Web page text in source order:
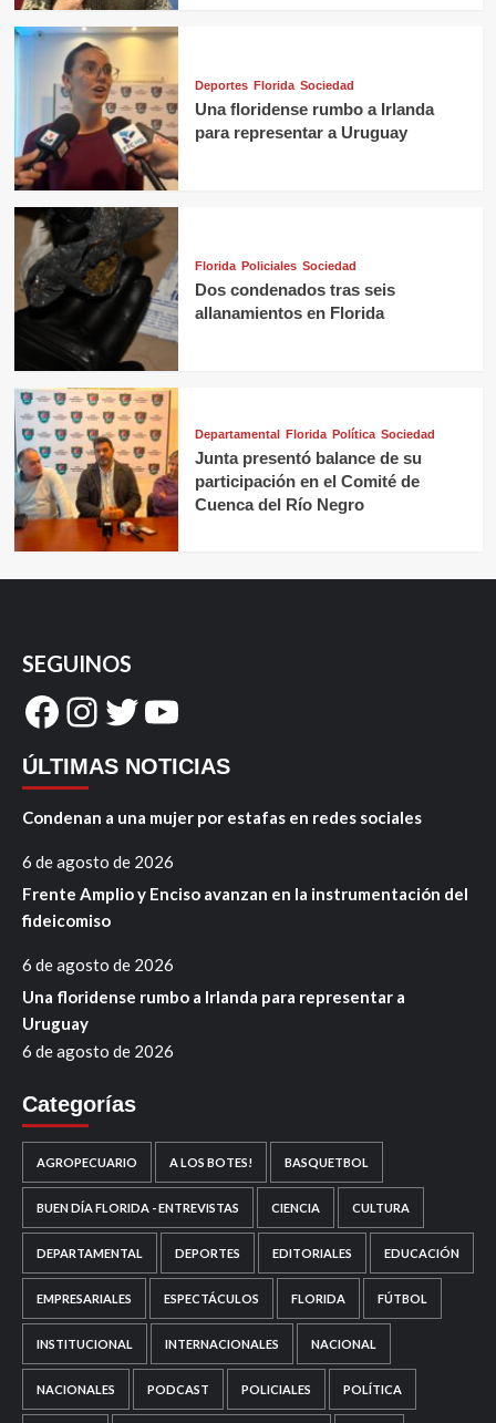
Deportes Florida Sociedad
Una floridense rumbo a Irlanda
para representar a Uruguay
Florida Policiales Sociedad
Dos condenados tras seis
allanamientos en Florida
Departamental Florida Política Sociedad
Junta presentó balance de su
participación en el Comité de
Cuenca del Río Negro
SEGUINOS
Facebook
Instagram
Twitter
YouTube
ÚLTIMAS NOTICIAS
Condenan a una mujer por estafas en redes sociales
6 de agosto de 2026
Frente Amplio y Enciso avanzan en la instrumentación del
fideicomiso
6 de agosto de 2026
Una floridense rumbo a Irlanda para representar a
Uruguay
6 de agosto de 2026
Categorías
AGROPECUARIO A LOS BOTES! BASQUETBOL
BUEN DÍA FLORIDA - ENTREVISTAS CIENCIA CULTURA
DEPARTAMENTAL DEPORTES EDITORIALES EDUCACIÓN
EMPRESARIALES ESPECTÁCULOS FLORIDA FÚTBOL
INSTITUCIONAL INTERNACIONALES NACIONAL
NACIONALES PODCAST POLICIALES POLÍTICA